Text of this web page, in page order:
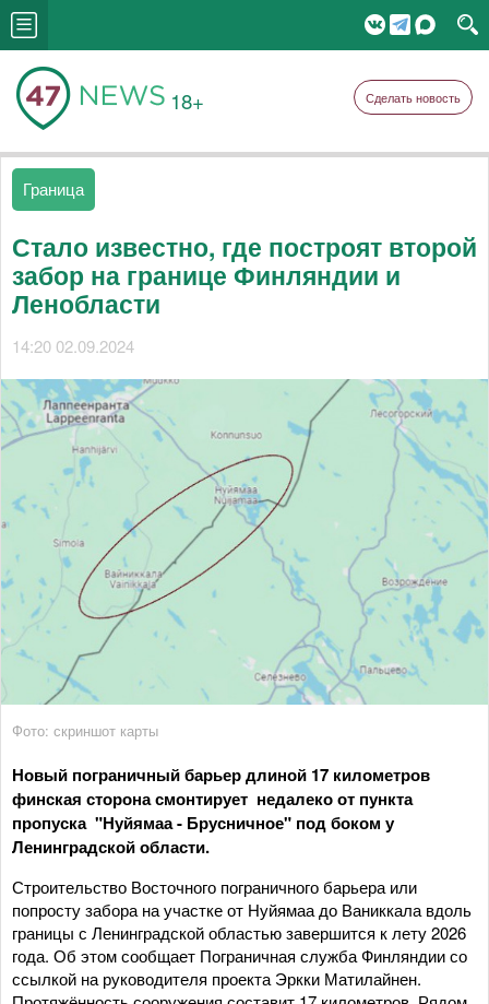
18+ Сделать новость
Граница
Стало известно, где построят второй
забор на границе Финляндии и
Ленобласти
14:20 02.09.2024
Фото: скриншот карты
Новый пограничный барьер длиной 17 километров
финская сторона смонтирует недалеко от пункта
пропуска "Нуйямаа - Брусничное" под боком у
Ленинградской области.
Строительство Восточного пограничного барьера или
попросту забора на участке от Нуйямаа до Ваниккала вдоль
границы с Ленинградской областью завершится к лету 2026
года. Об этом сообщает Пограничная служба Финляндии со
ссылкой на руководителя проекта Эркки Матилайнен.